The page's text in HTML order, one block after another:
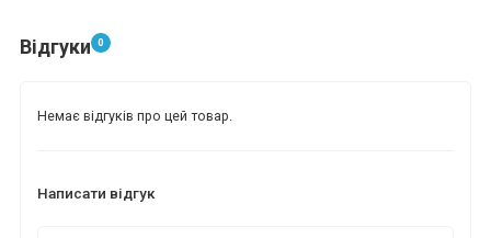
Відгуки 0
Немає відгуків про цей товар.
Написати відгук